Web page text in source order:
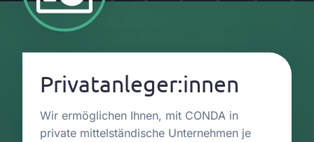
Privatanleger:innen
Wir ermöglichen Ihnen, mit CONDA in
private mittelständische Unternehmen je